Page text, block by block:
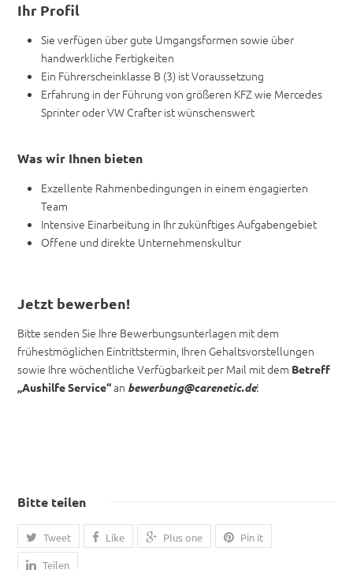
Ihr Profil
Sie verfügen über gute Umgangsformen sowie über
handwerkliche Fertigkeiten
Ein Führerscheinklasse B (3) ist Voraussetzung
Erfahrung in der Führung von größeren KFZ wie Mercedes
Sprinter oder VW Crafter ist wünschenswert
Was wir Ihnen bieten
Exzellente Rahmenbedingungen in einem engagierten
Team
Intensive Einarbeitung in Ihr zukünftiges Aufgabengebiet
Offene und direkte Unternehmenskultur
Jetzt bewerben!
Bitte senden Sie Ihre Bewerbungsunterlagen mit dem
frühestmöglichen Eintrittstermin, Ihren Gehaltsvorstellungen
sowie Ihre wöchentliche Verfügbarkeit per Mail mit dem Betreff
„Aushilfe Service“an bewerbung@carenetic.de!
Bitte teilen
Tweet Like Plus one Pin it
Teilen